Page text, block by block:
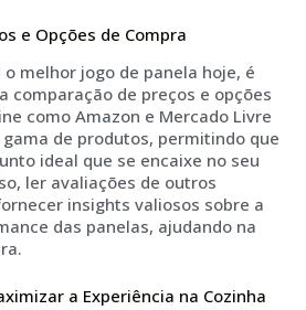
e Opções de Compra
melhor jogo de panela hoje, é
comparação de preços e opções
como Amazon e Mercado Livre
de produtos, permitindo que
ideal que se encaixe no seu
ler avaliações de outros
insights valiosos sobre a
das panelas, ajudando na
a Experiência na Cozinha